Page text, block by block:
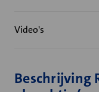
Video's
Beschrijving